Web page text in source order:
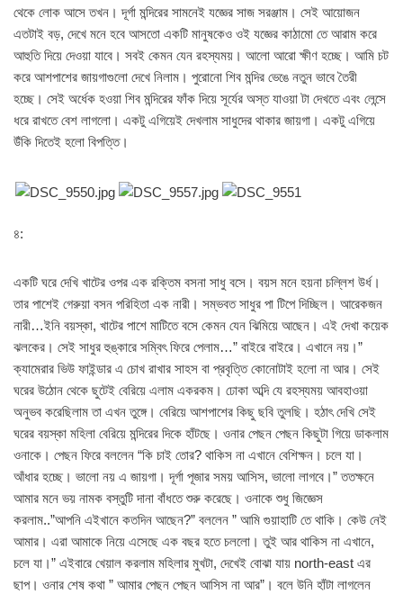
থেকে লোক আসে তখন। দূর্গা মন্দিরের সামনেই যজ্ঞের সাজ সরঞ্জাম। সেই আয়োজন
এতটাই বড়, দেখে মনে হবে আসতো একটি মানুষকেও ওই যজ্ঞের কাঠামো তে আরাম করে
আহুতি দিয়ে দেওয়া যাবে। সবই কেমন যেন রহস্যময়। আলো আরো ক্ষীণ হচ্ছে। আমি চট
করে আশপাশের জায়গাগুলো দেখে নিলাম। পুরোনো শিব মন্দির ভেঙে নতুন ভাবে তৈরী
হচ্ছে। সেই অর্ধেক হওয়া শিব মন্দিরের ফাঁক দিয়ে সূর্যের অস্ত যাওয়া টা দেখতে এবং লেন্সে
ধরে রাখতে বেশ লাগলো। একটু এগিয়েই দেখলাম সাধুদের থাকার জায়গা। একটু এগিয়ে
উঁকি দিতেই হলো বিপত্তি।
৪:
একটি ঘরে দেখি খাটের ওপর এক রক্তিম বসনা সাধু বসে। বয়স মনে হয়না চল্লিশ উর্ধ।
তার পাশেই গেরুয়া বসন পরিহিতা এক নারী। সম্ভবত সাধুর পা টিপে দিচ্ছিল। আরেকজন
নারী…ইনি বয়স্কা, খাটের পাশে মাটিতে বসে কেমন যেন ঝিমিয়ে আছেন। এই দেখা কয়েক
ঝলকের। সেই সাধুর হুঙ্কারে সম্বিৎ ফিরে পেলাম…” বাইরে বাইরে। এখানে নয়।”
ক্যামেরার ভিউ ফাইন্ডার এ চোখ রাখার সাহস বা প্রবৃত্তি কোনোটাই হলো না আর। সেই
ঘরের উঠোন থেকে ছুটেই বেরিয়ে এলাম একরকম। ঢোকা অব্দি যে রহস্যময় আবহাওয়া
অনুভব করেছিলাম তা এখন তুঙ্গে। বেরিয়ে আশপাশের কিছু ছবি তুলছি। হঠাৎ দেখি সেই
ঘরের বয়স্কা মহিলা বেরিয়ে মন্দিরের দিকে হাঁটছে। ওনার পেছন পেছন কিছুটা গিয়ে ডাকলাম
ওনাকে। পেছন ফিরে বললেন “কি চাই তোর? থাকিস না এখানে বেশিক্ষন। চলে যা।
আঁধার হচ্ছে। ভালো নয় এ জায়গা। দূর্গা পূজার সময় আসিস, ভালো লাগবে।” ততক্ষনে
আমার মনে ভয় নামক বস্তুটি দানা বাঁধতে শুরু করেছে। ওনাকে শুধু জিজ্ঞেস
করলাম..”আপনি এইখানে কতদিন আছেন?” বললেন ” আমি গুয়াহাটি তে থাকি। কেউ নেই
আমার। এরা আমাকে নিয়ে এসেছে এক বছর হতে চললো। তুই আর থাকিস না এখানে,
চলে যা।” এইবারে খেয়াল করলাম মহিলার মুখটা, দেখেই বোঝা যায় north-east এর
ছাপ। ওনার শেষ কথা ” আমার পেছন পেছন আসিস না আর”। বলে উনি হাঁটা লাগলেন